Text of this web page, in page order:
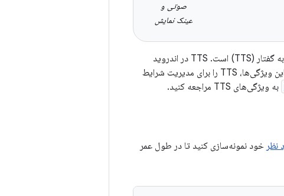
صوتی و
عینک نمایش
یکی از راه‌هایی که می‌توانید با کاربران خود ارتباط برقرار کنید، استفاده از فناوری تبدیل متن به گفتار (TTS) است. TTS در اندروید
تعبیه شده است (نیازی به کتابخانه‌های اضافی ندارد) و حتی در حالت آفلاین نیز کار می‌کند. این ویژگی‌ها، TTS را برای مدیریت شرایط
به ویژگی‌های TTS مراجعه کنید.
خود نمونه‌سازی کنید تا در طول عمر